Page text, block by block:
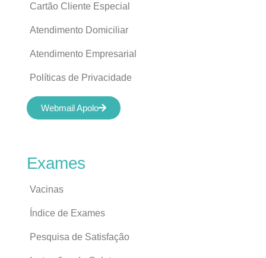
Exames
Vacinas
Índice de Exames
Pesquisa de Satisfação
Cartão Cliente Especial
Atendimento Domiciliar
Atendimento Empresarial
Políticas de Privacidade
Webmail Apolo